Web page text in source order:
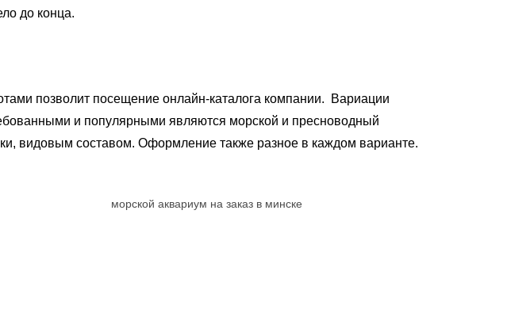
до конца.
позволит посещение онлайн-каталога компании. Вариации
и популярными являются морской и пресноводный
видовым составом. Оформление также разное в каждом варианте.